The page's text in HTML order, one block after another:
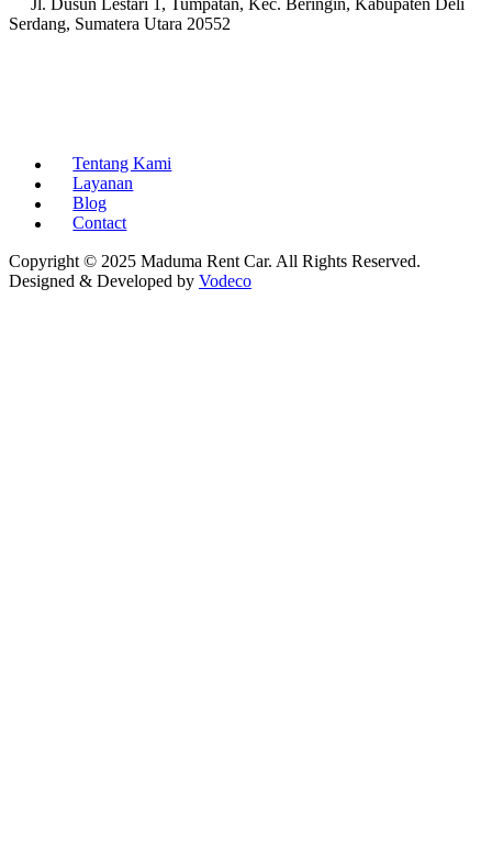
Serdang, Sumatera Utara 20552
Tentang Kami
Layanan
Blog
Contact
Copyright © 2025 Maduma Rent Car. All Rights Reserved.
Designed & Developed by Vodeco